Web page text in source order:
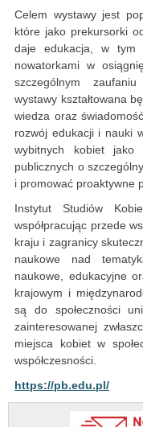
Celem wystawy jest
które jako prekursorki
daje edukacja, w tym
nowatorkami w
szczególnym
wystawy kształtowana
wiedza oraz
rozwój edukacji i nauki
wybitnych kobiet
publicznych o
i promować proaktywne
Instytut Studiów
współpracując przede
kraju i zagranicy
naukowe nad
naukowe, edukacyjne
krajowym i
są do społeczności
zainteresowanej
miejsca kobiet w
współczesności.
https://pb.edu.pl/